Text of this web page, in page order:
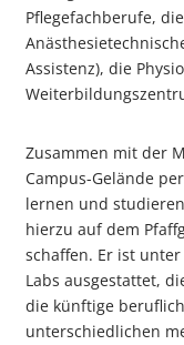
Pflegefachberufe,
Assistenz), die
Zusammen mit der
Campus-Gelände
lernen und
hierzu auf dem
schaffen. Er ist
Labs ausgestattet,
die künftige
unterschiedlichen